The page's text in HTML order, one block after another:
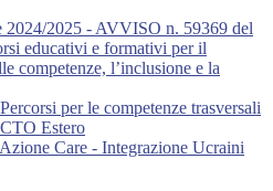
2024/2025 - AVVISO n. 59369 del
educativi e formativi per il
competenze, l’inclusione e la
per le competenze trasversali
Estero
Care - Integrazione Ucraini